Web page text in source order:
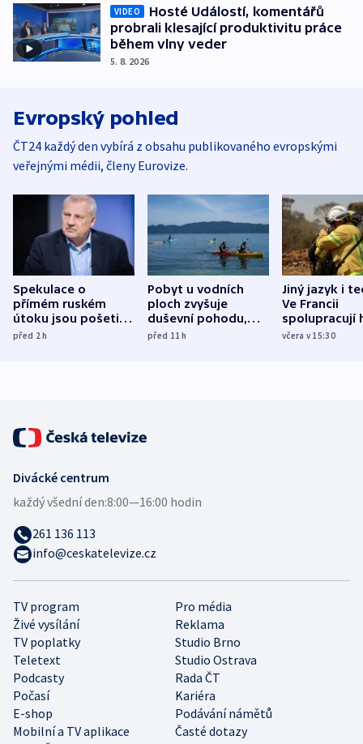
VIDEO
Hosté Událostí, komentářů
probrali klesající produktivitu práce
během vlny veder
5. 8. 2026
Evropský pohled
ČT24 každý den vybírá z obsahu publikovaného evropskými
veřejnými médii, členy Eurovize.
Spekulace o
přímém ruském
útoku jsou pošetilé,
míní estonský
před 2h
Pobyt u vodních
ploch zvyšuje
duševní pohodu,
ukázala
před 11h
Jiný jazyk i
Ve Francii
spolupracují
různých zemí
včera v 15:30
TV program
Pro média
Živé vysílání
Reklama
TV poplatky
Studio Brno
Teletext
Studio Ostrava
Podcasty
Rada ČT
Počasí
Kariéra
E-shop
Podávání námětů
Mobilní a TV aplikace
Časté dotazy
Divácké centrum
každý všední den:8:00—16:00 hodin
261 136 113
info@ceskatelevize.cz